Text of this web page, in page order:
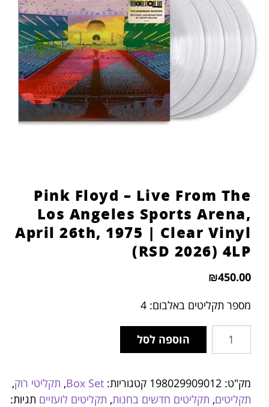
format_underlined הוסף קו תחתון לקישורים
סמן קישורים
לאפס
את
כל
האפשרויות
cached
Pink Floyd – Live From The
Los Angeles Sports Arena,
April 26th, 1975 | Clear Vinyl
(RSD 2026) 4LP
₪450.00
מספר תקליטים באלבום: 4
הוספה לסל
מק"ט: 198029909012 קטגוריות: Box Set
, תקליטי רוק,
תקליטים, תקליטים חדשים בחנות, תקליטים לועזיים תגיות: